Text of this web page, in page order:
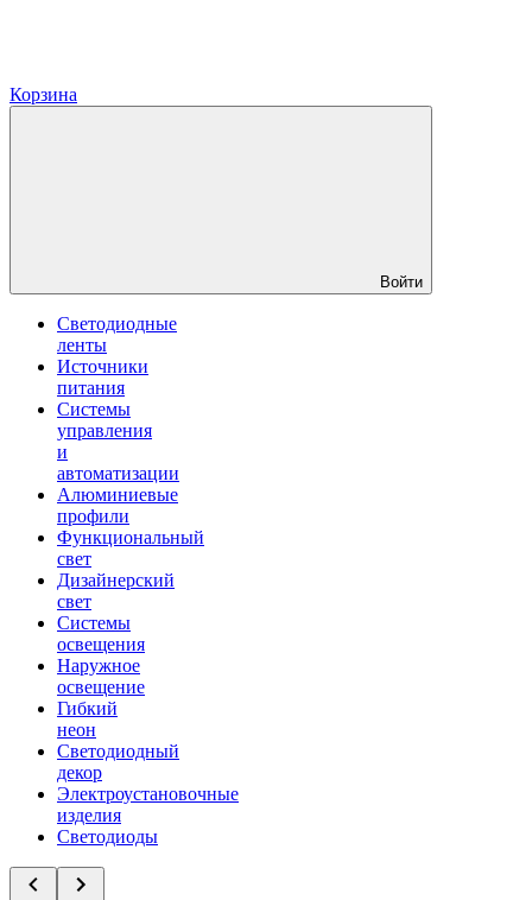
Корзина
Войти
Светодиодные
ленты
Источники
питания
Системы
управления
и
автоматизации
Алюминиевые
профили
Функциональный
свет
Дизайнерский
свет
Системы
освещения
Наружное
освещение
Гибкий
неон
Светодиодный
декор
Электроустановочные
изделия
Светодиоды